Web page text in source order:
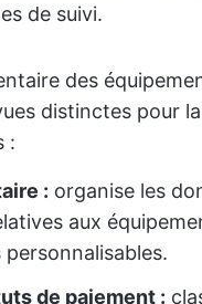
de suivi.
des
distinctes pour
:
: organise les
aux
de paiement :